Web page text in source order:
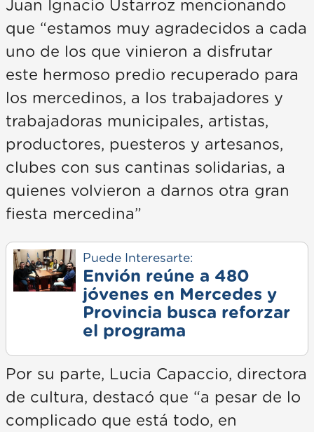
Juan Ignacio Ustarroz mencionando
que “estamos muy agradecidos a cada
uno de los que vinieron a disfrutar
este hermoso predio recuperado para
los mercedinos, a los trabajadores y
trabajadoras municipales, artistas,
productores, puesteros y artesanos,
clubes con sus cantinas solidarias, a
quienes volvieron a darnos otra gran
fiesta mercedina”
Puede Interesarte:
Envión reúne a 480
jóvenes en Mercedes y
Provincia busca reforzar
el programa
Por su parte, Lucia Capaccio, directora
de cultura, destacó que “a pesar de lo
complicado que está todo, en